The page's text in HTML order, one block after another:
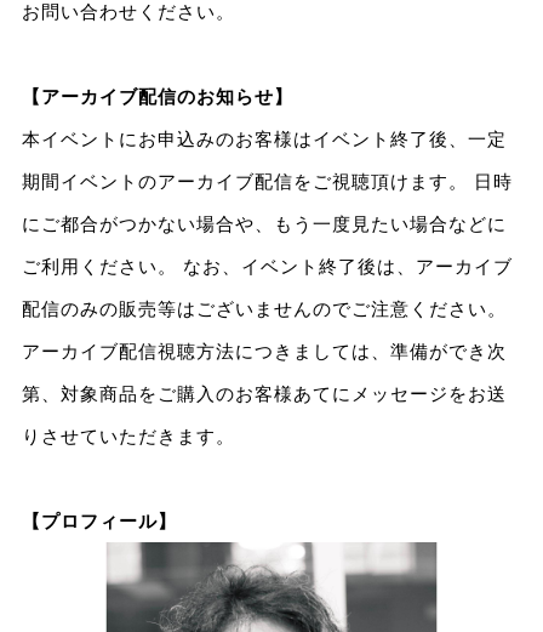
お問い合わせください。
【アーカイブ配信のお知らせ】
本イベントにお申込みのお客様はイベント終了後、一定
期間イベントのアーカイブ配信をご視聴頂けます。 日時
にご都合がつかない場合や、もう一度見たい場合などに
ご利用ください。 なお、イベント終了後は、アーカイブ
配信のみの販売等はございませんのでご注意ください。
アーカイブ配信視聴方法につきましては、準備ができ次
第、対象商品をご購入のお客様あてにメッセージをお送
りさせていただきます。
【プロフィール】